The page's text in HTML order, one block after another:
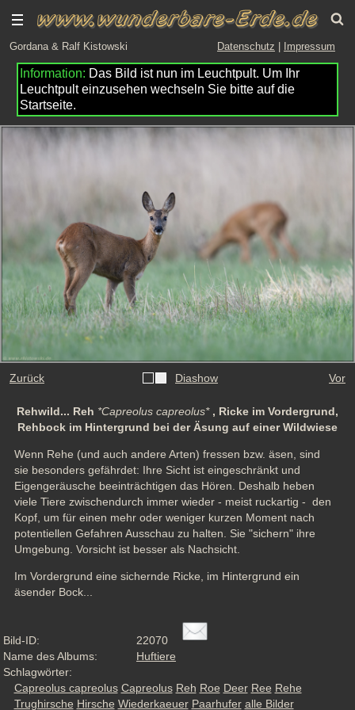
Gordana & Ralf Kistowski Datenschutz Impressum
Das Bild ist nun im Leuchtpult. Um Ihr
Leuchtpult einzusehen wechseln Sie bitte auf die
Startseite.
Zurück Diashow Vor
Rehwild... Reh *Capreolus capreolus*, Ricke im Vordergrund,
Rehbock im Hintergrund bei der Äsung auf einer Wildwiese
Wenn Rehe (und auch andere Arten) fressen bzw. äsen, sind
sie besonders gefährdet: Ihre Sicht ist eingeschränkt und
Eigengeräusche beeinträchtigen das Hören. Deshalb heben
viele Tiere zwischendurch immer wieder - meist ruckartig -  den
Kopf, um für einen mehr oder weniger kurzen Moment nach
potentiellen Gefahren Ausschau zu halten. Sie "sichern" ihre
Umgebung. Vorsicht ist besser als Nachsicht.
Im Vordergrund eine sichernde Ricke, im Hintergrund ein
äsender Bock...
Bild-ID:
22070
Name des Albums:
Huftiere
Schlagwörter:
Capreolus capreolus Capreolus Reh Roe Deer Ree Rehe
Trughirsche Hirsche Wiederkaeuer Paarhufer alle Bilder